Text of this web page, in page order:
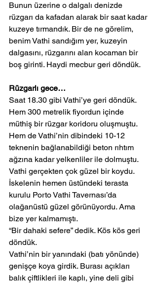
Bunun üzerine o dalgalı denizde
rüzgarı da kafadan alarak bir saat kadar
kuzeye tırmandık. Bir de ne görelim,
benim Vathi sandığım yer, kuzeyin
dalgasını, rüzgarını alan kocaman bir
boş girinti. Haydi mecbur geri döndük.
Rüzgarlı gece…
Saat 18.30 gibi Vathi’ye geri döndük.
Hem 300 metrelik fiyordun içinde
müthiş bir rüzgar koridoru oluşmuştu.
Hem de Vathi’nin dibindeki 10-12
teknenin bağlanabildiği beton rıhtım
ağzına kadar yelkenliler ile dolmuştu.
Vathi gerçekten çok güzel bir koydu.
İskelenin hemen üstündeki terasta
kurulu Porto Vathi Tavernası’da
olağanüstü güzel görünüyordu. Ama
bize yer kalmamıştı.
“Bir dahaki sefere” dedik. Kös kös geri
döndük.
Vathi’nin bir yanındaki (batı yönünde)
genişçe koya girdik. Burası açıkları
balık çiftlikleri ile kaplı, yine deli gibi